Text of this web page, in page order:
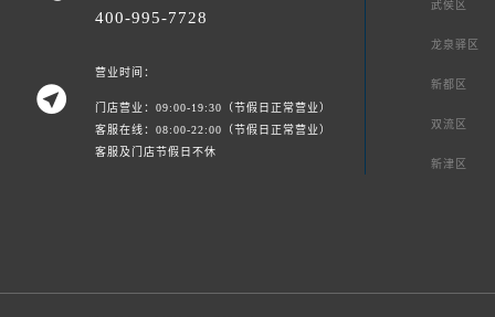
400-995-7728

营业时间：
门店营业：09:00-19:30（节假日正常营业）
客服在线：08:00-22:00（节假日正常营业）
客服及门店节假日不休
武侯区
龙泉驿区
新都区
双流区
新津区